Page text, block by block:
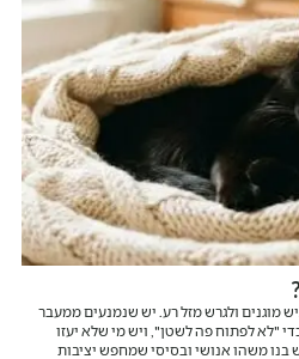
מוגנים ולגרש מזל רע. יש שנמנעים ממעבר
"לא לפתוח פה לשטן", ויש מי שלא יעזו
משהו אנושי ובסיסי שמחפש יציבות